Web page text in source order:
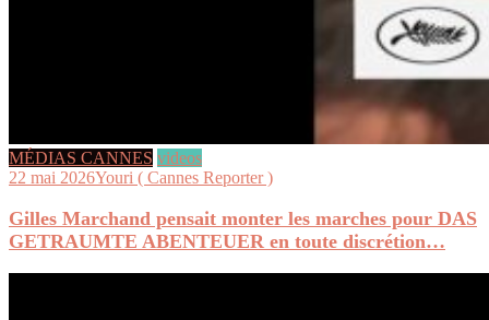
MÉDIAS CANNES videos
22 mai 2026Youri ( Cannes Reporter )
Gilles Marchand pensait monter les marches pour DAS
GETRAUMTE ABENTEUER en toute discrétion…